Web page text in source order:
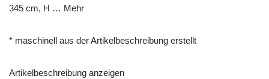
345 cm, H … Mehr
* maschinell aus der Artikelbeschreibung erstellt
Artikelbeschreibung anzeigen